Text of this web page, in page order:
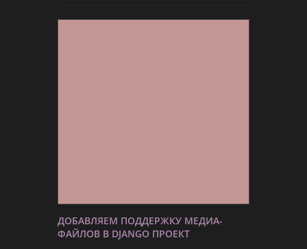
ДОБАВЛЯЕМ ПОДДЕРЖКУ МЕДИА-
ФАЙЛОВ В DJANGO ПРОЕКТ